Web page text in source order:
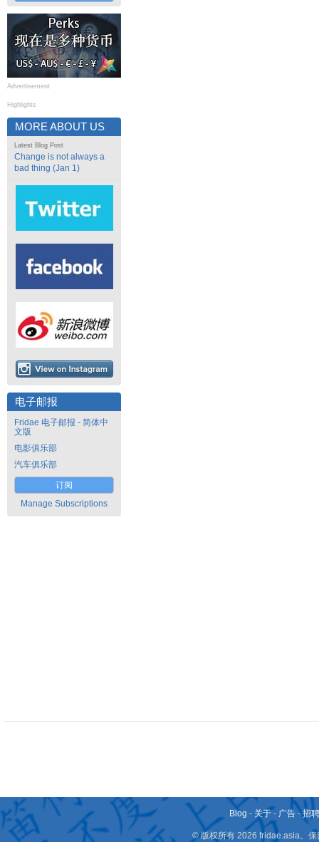
Advertisement
Highlights
MORE ABOUT US
Latest Blog Post
Change is not always a
bad thing (Jan 1)
电子邮报
Fridae 电子邮报 - 简体中
文版
电影俱乐部
汽车俱乐部
订阅
Manage Subscriptions
Blog - 关于 - 广告 -招
© 版权所有 2026 fridae.asia。